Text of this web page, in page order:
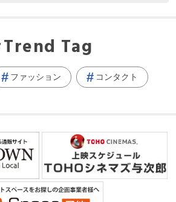
Trend Tag
ファッション コンタクト